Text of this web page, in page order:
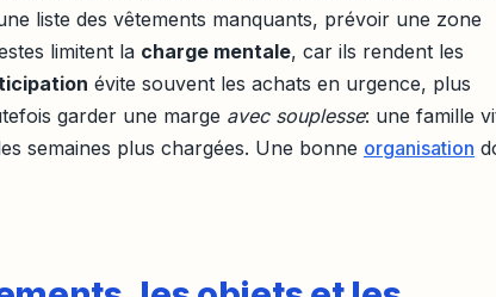
liste des vêtements manquants, prévoir une zone
limitent la charge mentale, car ils rendent les
évite souvent les achats en urgence, plus
garder une marge avec souplesse: une famille
semaines plus chargées. Une bonne organisation